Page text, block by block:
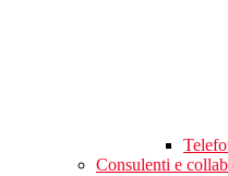
Consulenti e